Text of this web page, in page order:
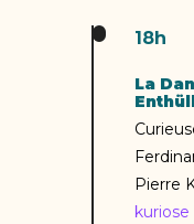
18h
La
Pierre